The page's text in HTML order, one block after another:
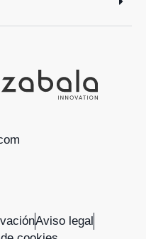
Aviso legal